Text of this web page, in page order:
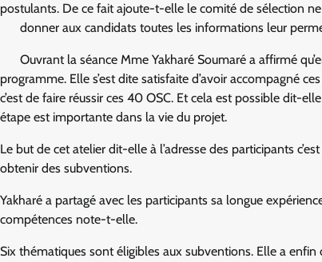
postulants. De ce fait ajoute-t-elle le comité de sélection
donner aux candidats toutes les informations leur
Ouvrant la séance Mme Yakharé Soumaré a affirmé
programme. Elle s’est dite satisfaite d’avoir accompagné
c’est de faire réussir ces 40 OSC. Et cela est possible dit-
étape est importante dans la vie du projet.
Le but de cet atelier dit-elle à l’adresse des participants
obtenir des subventions.
Yakharé a partagé avec les participants sa longue
compétences note-t-elle.
Six thématiques sont éligibles aux subventions. Elle a